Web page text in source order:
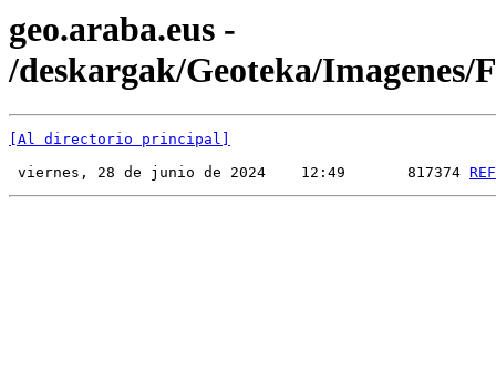
geo.araba.eus -
/deskargak/Geoteka/Imagenes/
[Al directorio principal]
viernes, 28 de junio de 2024    12:49       817374